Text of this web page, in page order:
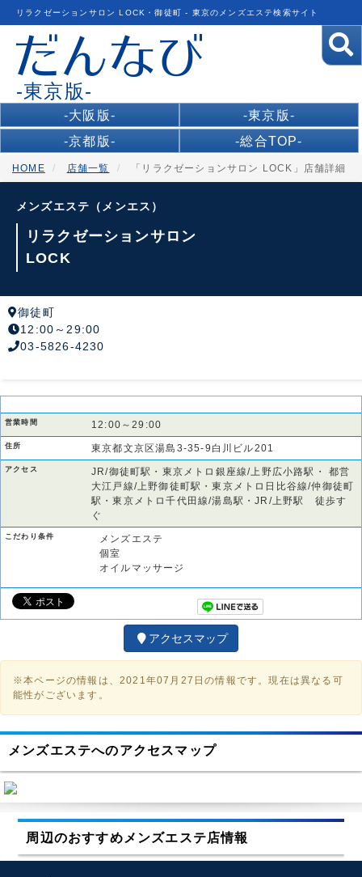
リラクゼーションサロン LOCK・御徒町 - 東京のメンズエステ検索サイト
-東京版-
-大阪版-
-東京版-
-京都版-
-総合TOP-
HOME 店舗一覧 「リラクゼーションサロン LOCK」店舗詳細
メンズエステ（メンエス）
リラクゼーションサロン
LOCK
御徒町
12:00～29:00
03-5826-4230
営業時間 12:00～29:00
住所 東京都文京区湯島3-35-9白川ビル201
アクセス
JR/御徒町駅・東京メトロ銀座線/上野広小路駅・ 都営
大江戸線/上野御徒町駅・東京メトロ日比谷線/仲御徒町
駅・東京メトロ千代田線/湯島駅・JR/上野駅 徒歩す
ぐ
こだわり条件
メンズエステ
個室
オイルマッサージ
アクセスマップ
※本ページの情報は、2021年07月27日の情報です。現在は異なる可
能性がございます。
メンズエステへのアクセスマップ
周辺のおすすめメンズエステ店情報